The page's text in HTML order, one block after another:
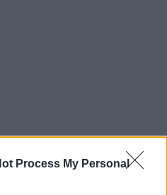
Process My Personal